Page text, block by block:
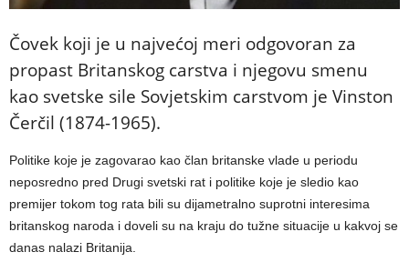
Čovek koji je u najvećoj meri odgovoran za
propast Britanskog carstva i njegovu smenu
kao svetske sile Sovjetskim carstvom je Vinston
Čerčil (1874-1965).
Politike koje je zagovarao kao član britanske vlade u periodu
neposredno pred Drugi svetski rat i politike koje je sledio kao
premijer tokom tog rata bili su dijametralno suprotni interesima
britanskog naroda i doveli su na kraju do tužne situacije u kakvoj se
danas nalazi Britanija.